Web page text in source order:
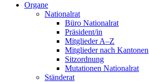
Organe
Nationalrat
Büro Nationalrat
Präsident/in
Mitglieder A–Z
Mitglieder nach Kantonen
Sitzordnung
Mutationen Nationalrat
Ständerat